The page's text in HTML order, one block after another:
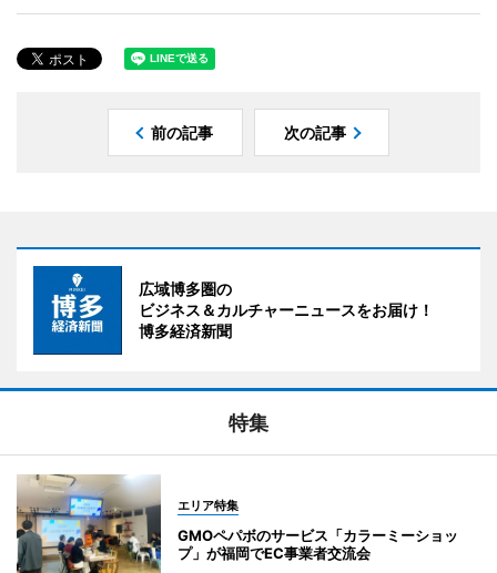
前の記事 次の記事
広域博多圏の
ビジネス＆カルチャーニュースをお届け！
博多経済新聞
特集
エリア特集
GMOペパボのサービス「カラーミーショッ
プ」が福岡でEC事業者交流会